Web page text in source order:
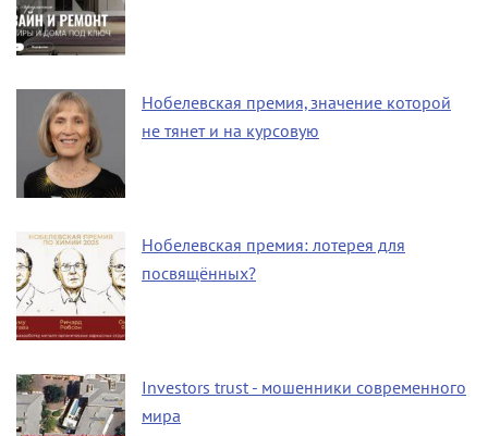
Нобелевская премия, значение которой
не тянет и на курсовую
Нобелевская премия: лотерея для
посвящённых?
Investors trust - мошенники современного
мира